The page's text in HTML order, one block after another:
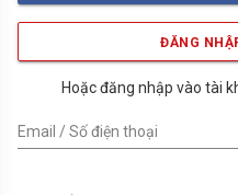
ĐĂNG
Hoặc đăng nhập vào tài
Email / Số điện thoại